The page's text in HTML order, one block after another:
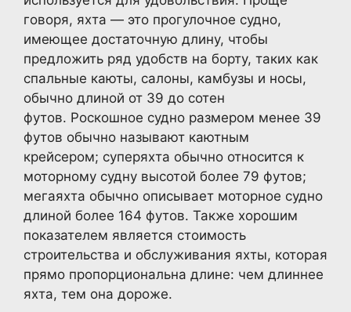
говоря, яхта — это прогулочное судно,
имеющее достаточную длину, чтобы
предложить ряд удобств на борту, таких как
спальные каюты, салоны, камбузы и носы,
обычно длиной от 39 до сотен
футов. Роскошное судно размером менее 39
футов обычно называют каютным
крейсером; суперяхта обычно относится к
моторному судну высотой более 79 футов;
мегаяхта обычно описывает моторное судно
длиной более 164 футов. Также хорошим
показателем является стоимость
строительства и обслуживания яхты, которая
прямо пропорциональна длине: чем длиннее
яхта, тем она дороже.